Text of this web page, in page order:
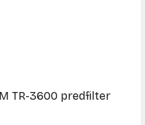
3M TR-3600 predfilter